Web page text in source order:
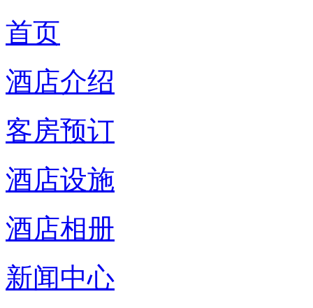
首页
酒店介绍
客房预订
酒店设施
酒店相册
新闻中心